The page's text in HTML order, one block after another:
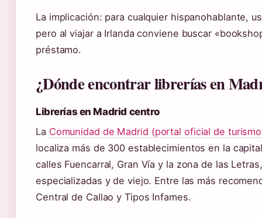
La implicación: para cualquier hispanohablante,
pero al viajar a Irlanda conviene buscar
préstamo.
¿Dónde encontrar librerías en
Librerías en Madrid centro
La Comunidad de Madrid (portal oficial de
localiza más de 300 establecimientos en la
calles Fuencarral, Gran Vía y la zona de las
especializadas y de viejo. Entre las más
Central de Callao y Tipos Infames.